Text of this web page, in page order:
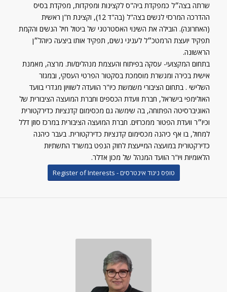
שרתה בצה״ל כמפקדת ביה"ס לקצינות ומפקדות, מפקדת בסיס
ההדרכה המרכזי לנשים בצה"ל (בה"ד 12), וקצינת ח"ן ראשית
(האחרונה). הובילה את השינוי האסטרטגי של ביטול חיל הנשים והקמת
תפקיד יועצת הרמטכ״ל לעניני נשים, תפקיד אותו ביצעה כיוהל״ן
הראשונה.
בתחום המקצועי- עסקה בפיתוח והעצמת מנהלים/ות. מרצה, מאמנת
אישית בכירה ומגשרת מוסמכת בסקטור הפרטי העסקי, ובמגזר
השלישי . בתחום הציבורי משמשת כיו"ר הוועדה לשוויון מגדרי בוועד
האולימפי בישראל, חברת וועדת הכספים וחברת המועצה הציבורית של
האוניברסיטה הפתוחה, בה שימשה גם מכסימום קדנציות כדירקטורית
וכיו״ר וועדת הפטור ממכרזים. חברת המועצה הציבורית במרכז סוזן דלל
למחול, בו אף כיהנה מכסימום קדנציות כדירקטורית. בעבר כיהנה
כדירקטורית במועצה המייעצת לחוק הנפט במשרד התשתיות
הלאומיות ויו"ר הוועד המנהל של מכון אדלר.
טופס ניגוד אינטרסים - Register of Interests